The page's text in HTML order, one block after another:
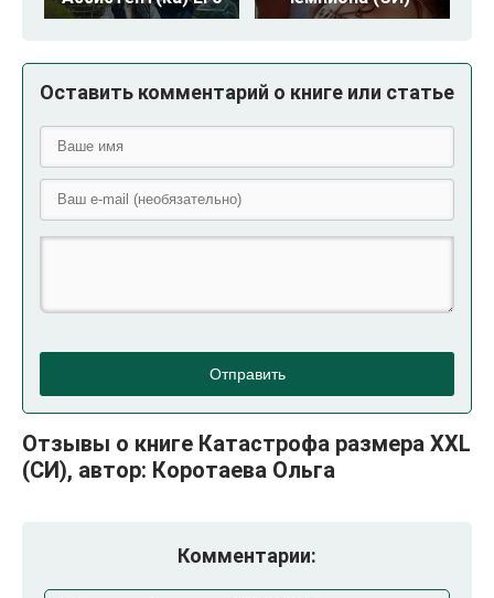
Оставить комментарий о книге или статье
Отправить
Отзывы о книге Катастрофа размера XXL
(СИ), автор: Коротаева Ольга
Комментарии: